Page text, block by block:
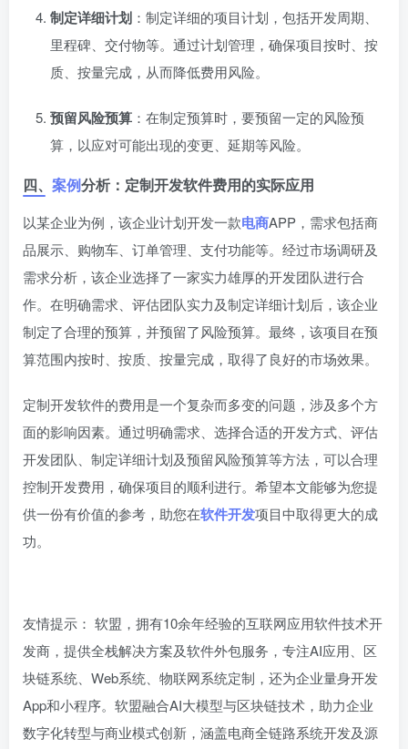
制定详细计划 ：制定详细的项目计划，包括开发周期、
里程碑、交付物等。通过计划管理，确保项目按时、按
质、按量完成，从而降低费用风险。
预留风险预算 ：在制定预算时，要预留一定的风险预
算，以应对可能出现的变更、延期等风险。
四、 案例分析：定制开发软件费用的实际应用
以某企业为例，该企业计划开发一款电商APP，需求包括商
品展示、购物车、订单管理、支付功能等。经过市场调研及
需求分析，该企业选择了一家实力雄厚的开发团队进行合
作。在明确需求、评估团队实力及制定详细计划后，该企业
制定了合理的预算，并预留了风险预算。最终，该项目在预
算范围内按时、按质、按量完成，取得了良好的市场效果。
定制开发软件的费用是一个复杂而多变的问题，涉及多个方
面的影响因素。通过明确需求、选择合适的开发方式、评估
开发团队、制定详细计划及预留风险预算等方法，可以合理
控制开发费用，确保项目的顺利进行。希望本文能够为您提
供一份有价值的参考，助您在软件开发项目中取得更大的成
功。
友情提示： 软盟，拥有10余年经验的互联网应用软件技术开
发商，提供全栈解决方案及软件外包服务，专注AI应用、区
块链系统、Web系统、物联网系统定制，还为企业量身开发
App和小程序。软盟融合AI大模型与区块链技术，助力企业
数字化转型与商业模式创新，涵盖电商全链路系统开发及源